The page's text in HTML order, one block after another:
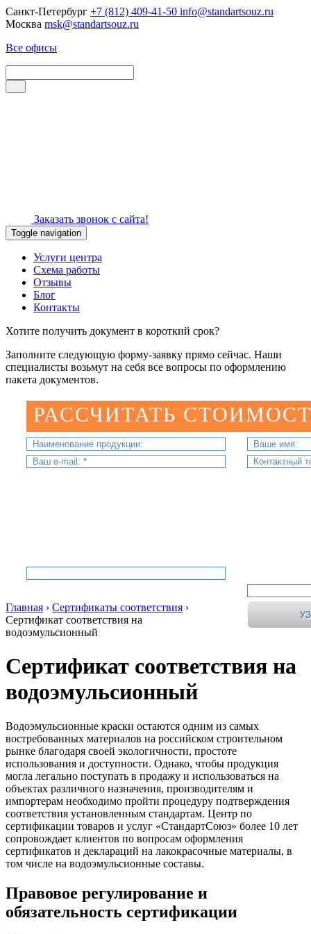
Санкт-Петербург +7 (812) 409-41-50 info@standartsouz.ru
Москва msk@standartsouz.ru
Все офисы
Заказать звонок с сайта!
Toggle navigation
Услуги центра
Схема работы
Отзывы
Блог
Контакты
Хотите получить документ в короткий срок?
Заполните следующую форму-заявку прямо сейчас. Наши
специалисты возьмут на себя все вопросы по оформлению
пакета документов.
РАССЧИТАТЬ
Главная › Сертификаты соответствия ›
Сертификат соответствия на
водоэмульсионный
Сертификат соответствия на
водоэмульсионный
Водоэмульсионные краски остаются одним из самых
востребованных материалов на российском строительном
рынке благодаря своей экологичности, простоте
использования и доступности. Однако, чтобы продукция
могла легально поступать в продажу и использоваться на
объектах различного назначения, производителям и
импортерам необходимо пройти процедуру подтверждения
соответствия установленным стандартам. Центр по
сертификации товаров и услуг «СтандартСоюз» более 10 лет
сопровождает клиентов по вопросам оформления
сертификатов и деклараций на лакокрасочные материалы, в
том числе на водоэмульсионные составы.
Правовое регулирование и
обязательность сертификации